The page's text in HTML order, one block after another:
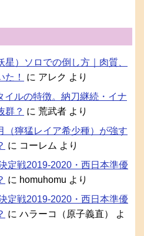
）ソロでの倒し方｜肉質、
！
に アレク より
イルの特徴。納刀継続・イナ
群？ に 荒武者 より
（獰猛レイア希少種）が強す
に コーレム より
定戦2019-2020・西日本準優
に homuhomu より
定戦2019-2020・西日本準優
に ハラーコ（原子義直）
よ